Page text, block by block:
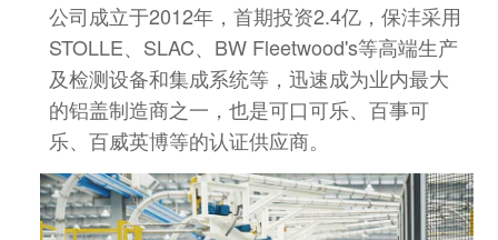
公司成立于2012年，首期投资2.4亿，保沣采用
STOLLE、SLAC、BW Fleetwood's等高端生产
及检测设备和集成系统等，迅速成为业内最大
的铝盖制造商之一，也是可口可乐、百事可
乐、百威英博等的认证供应商。